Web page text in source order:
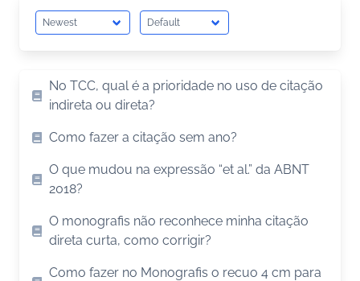
No TCC, qual é a prioridade no uso de citação
indireta ou direta?
Como fazer a citação sem ano?
O que mudou na expressão “et al.” da ABNT
2018?
O monografis não reconhece minha citação
direta curta, como corrigir?
Como fazer no Monografis o recuo 4 cm para